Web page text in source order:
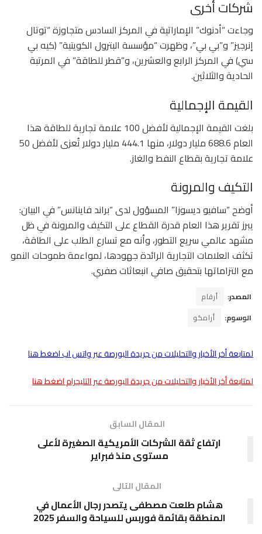
شركات أخرى
وجاءت “أدنوك” الإماراتية في المركز السادس متجاوزة “توتال
إنرجيز” و”بي بي”، وظهرت “مؤسسة البترول الكويتية” (كيه بي
سي) في المركز الرابع والعشرين، و”قطر للطاقة” في المرتبة
الحادية والثلاثين.
القيمة الإجمالية
بلغت القيمة الإجمالية لأفضل 100 علامة تجارية للطاقة هذا
العام 688.6 مليار دولار، منها 444.1 مليار دولار تُعزى لأفضل 50
علامة تجارية بقطاع النفط والغاز.
التكيف والمرونة
أوضح “سافيو ديسوزا” المسؤول لدى “براند فاينانس” في البيان:
يبرز تقرير هذا العام قدرة القطاع على التكيف والمرونة في ظل
مشهد عالمي سريع التطور، وأنه مع تسارع الطلب على الطاقة،
تكثف العلامات التجارية الرائدة جهودها، لمواءمة طموحات النمو
مع التزاماتها بتحقيق صافي انبعاثات صفري.
المصدر:
أرقام
الوسوم:
أرامكو
لمتابعة أخر الأخبار والتحليلات من جريدة البورصة عبر واتس اب اضغط هنا
لمتابعة أخر الأخبار والتحليلات من جريدة البورصة عبر التليجرام اضغط هنا
المقال السابق
ارتفاع ثقة الشركات الأمريكية الصغيرة لأعلى
مستوى منذ فبراير
المقال التالى
هشام طلعت مصطفى يتصدر رجال الأعمال في
المنطقة بقائمة فوربس للسياحة والسفر 2025